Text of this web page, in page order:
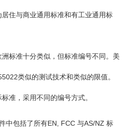
住与商业通用标准和有工业通用标
准十分类似，但标准编号不同。美
类似的测试技术和类似的限值。
准，采用不同的编号方式。
包括了所有EN, FCC 与AS/NZ 标